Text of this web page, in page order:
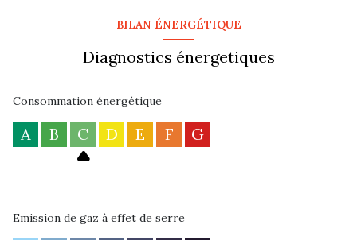
BILAN ÉNERGÉTIQUE
Diagnostics énergetiques
Consommation énergétique
A B C D E F G
Emission de gaz à effet de serre